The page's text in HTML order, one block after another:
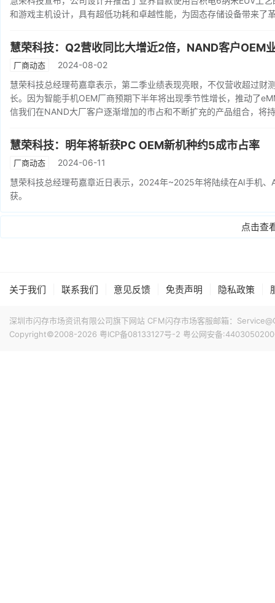
和游戏主机设计，具有超低功耗和卓越性能，为固态存储设备带来了
慧荣科技：Q2营收同比大增近2倍，NAND客户OEM
厂商动态
2024-08-02
慧荣科技总经理苟嘉章表示，第二季业绩表现亮眼，不仅营收超过
长。因为智能手机OEM厂商预期下半年将出现季节性增长，推动了
信我们在NAND大厂客户逐渐增加的市占和不断扩充的产品组合，将
慧荣科技：明年将斩获PC OEM新机种约5成市占率
厂商动态
2024-06-11
慧荣科技总经理苟嘉章近日表示，2024年~2025年将陆续在AI手机
获。
点击查
关于我们 联系我们 意见反馈 免责声明 隐私政策
深圳市闪存市场资讯有限公司旗下网站 CFM闪存市场客服邮箱：
Copyright©2008-2026 粤ICP备08133127号-2 粤公网安备